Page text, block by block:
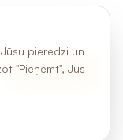
Pierakstīties
aizsargātas.
pieredzi un
"Pieņemt", Jūs